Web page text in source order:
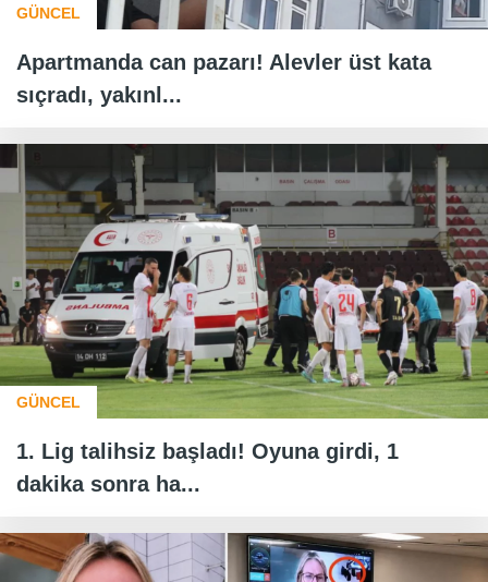
GÜNCEL
Apartmanda can pazarı! Alevler üst kata
sıçradı, yakınl...
GÜNCEL
1. Lig talihsiz başladı! Oyuna girdi, 1
dakika sonra ha...